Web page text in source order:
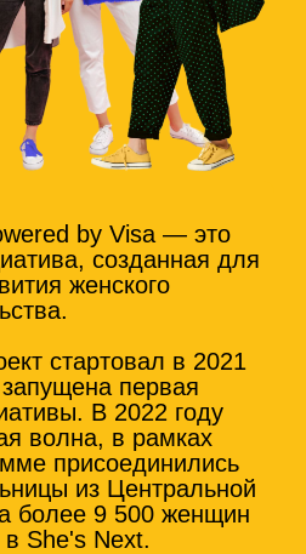
by Visa — это
созданная для
женского
стартовал в 2021
первая
В 2022 году
волна, в рамках
присоединились
из Центральной
более 9 500 женщин
в She's Next.